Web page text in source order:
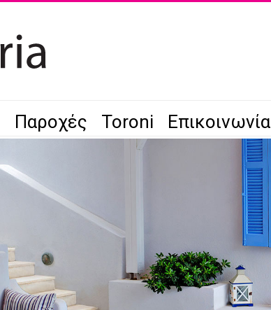
Παροχές Toroni Επικοινωνία